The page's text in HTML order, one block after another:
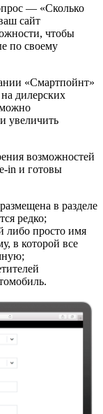
— «Сколько
сайт
чтобы
по своему
«Смартпойнт»
дилерских
можно
увеличить
возможностей
in и готовы
в разделе
редко;
либо просто имя
в которой все